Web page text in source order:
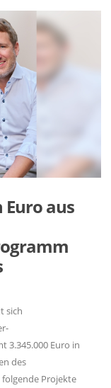
Euro aus
sich
3.345.000 Euro in
des
Projekte